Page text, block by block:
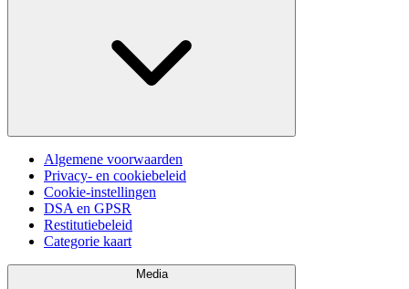
Algemene voorwaarden
Privacy- en cookiebeleid
Cookie-instellingen
DSA en GPSR
Restitutiebeleid
Categorie kaart
Media